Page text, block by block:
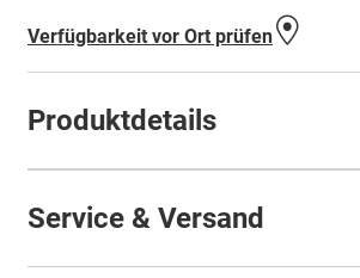
Verfügbarkeit vor Ort prüfen
Produktdetails
Service & Versand